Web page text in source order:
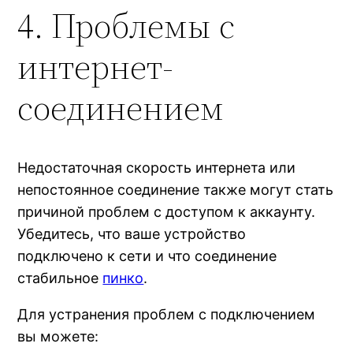
4. Проблемы с
интернет-
соединением
Недостаточная скорость интернета или
непостоянное соединение также могут стать
причиной проблем с доступом к аккаунту.
Убедитесь, что ваше устройство
подключено к сети и что соединение
стабильное пинко.
Для устранения проблем с подключением
вы можете: